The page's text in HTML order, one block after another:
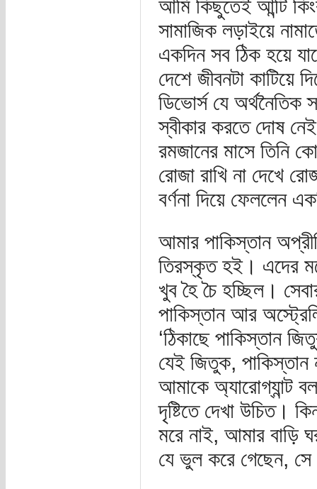
আমি কিছুতেই আন্টি
সামাজিক লড়াইয়ে
একদিন সব ঠিক হয়ে
দেশে জীবনটা কাটিয়ে
ডিভোর্স যে অর্থনৈতিক
স্বীকার করতে দোষ
রমজানের মাসে তিনি
রোজা রাখি না দেখে
বর্ণনা দিয়ে ফেললেন
আমার পাকিস্তান
তিরস্কৃত হই। এদের
খুব হৈ চৈ হচ্ছিল।
পাকিস্তান আর
‘ঠিকাছে পাকিস্তান
যেই জিতুক,
আমাকে অ্যারোগ্যান্ট
দৃষ্টিতে দেখা উচিত।
মরে নাই, আমার বাড়ি
যে ভুল করে গেছেন,